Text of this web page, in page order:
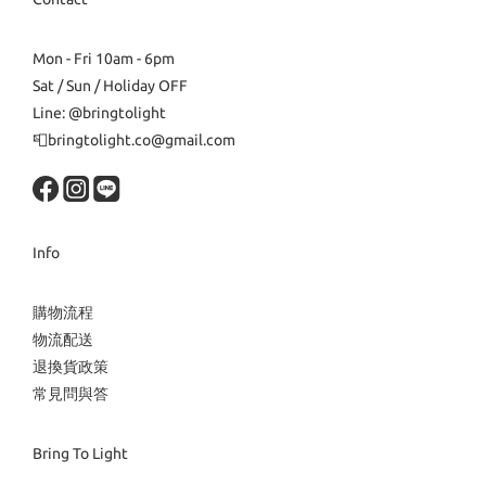
Mon - Fri 10am - 6pm
Sat / Sun / Holiday OFF
Line: @bringtolight
📮bringtolight.co@gmail.com
Info
購物流程
物流配送
退換貨政策
常見問與答
Bring To Light